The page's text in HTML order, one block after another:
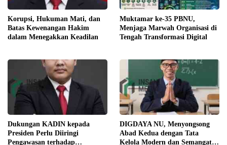
Korupsi, Hukuman Mati, dan
Batas Kewenangan Hakim
dalam Menegakkan Keadilan
Muktamar ke-35 PBNU,
Menjaga Marwah Organisasi di
Tengah Transformasi Digital
Dukungan KADIN kepada
Presiden Perlu Diiringi
Pengawasan terhadap
DIGDAYA NU, Menyongsong
Abad Kedua dengan Tata
Kelola Modern dan Semangat